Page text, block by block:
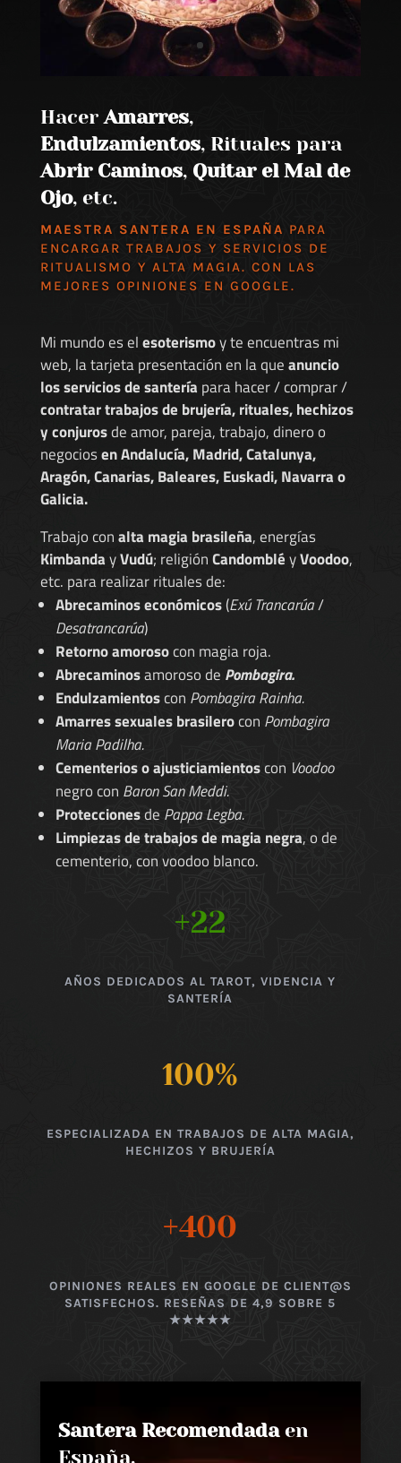
Hacer Amarres,
Endulzamientos, Rituales para
Abrir Caminos, Quitar el Mal de
Ojo, etc.
MAESTRA SANTERA EN ESPAÑA PARA
ENCARGAR TRABAJOS Y SERVICIOS DE
RITUALISMO Y ALTA MAGIA. CON LAS
MEJORES OPINIONES EN GOOGLE.
Mi mundo es elesoterismoy te encuentras mi
web, la tarjeta presentación en la queanuncio
los servicios de santería para hacer / comprar /
contratar trabajos de brujería, rituales, hechizos
y conjurosde amor, pareja, trabajo, dinero o
negociosen Andalucía, Madrid, Catalunya,
Aragón, Canarias, Baleares, Euskadi, Navarra o
Galicia.
Trabajo conalta magia brasileña, energías
KimbandayVudú; religiónCandombléyVoodoo,
etc. para realizar rituales de:
Abrecaminos económicos(Exú Trancarúa/
Desatrancarúa)
Retorno amorosocon magia roja.
Abrecaminosamoroso de Pombagira.
Endulzamientoscon Pombagira Rainha.
Amarres sexuales brasilerocon Pombagira
Maria Padilha.
Cementerios o ajusticiamientoscon Voodoo
negro con Baron San Meddi.
Proteccionesde Pappa Legba.
Limpiezas de trabajos de magia negra, o de
cementerio, con voodoo blanco.
+22
AÑOS DEDICADOS AL TAROT, VIDENCIA Y
SANTERÍA
100%
ESPECIALIZADA EN TRABAJOS DE ALTA MAGIA,
HECHIZOS Y BRUJERÍA
+400
OPINIONES REALES EN GOOGLE DE CLIENT@S
SATISFECHOS. RESEÑAS DE 4,9 SOBRE 5
★★★★★
Santera Recomendadaen
España,